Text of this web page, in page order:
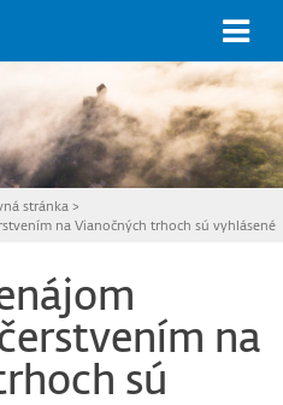
stránka >
na Vianočných trhoch sú vyhlásené
na
sú